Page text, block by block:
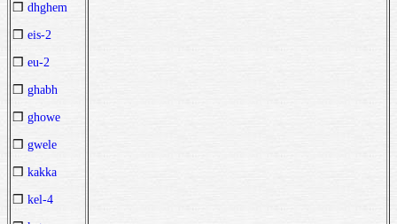
❒ dhghem
❒ eis-2
❒ eu-2
❒ ghabh
❒ ghowe
❒ gwele
❒ kakka
❒ kel-4